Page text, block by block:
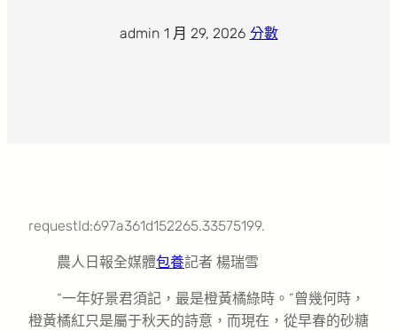
admin· 1 月 29, 2026· 分數
requestId:697a361d152265.33575199.
農人日報全媒體包養記者 楊瑞雪
“一年好景君須記，最是橙黃橘綠時。”曾幾何時，
橙黃橘紅只是屬于秋天的詩意，而現在，從早春的砂糖